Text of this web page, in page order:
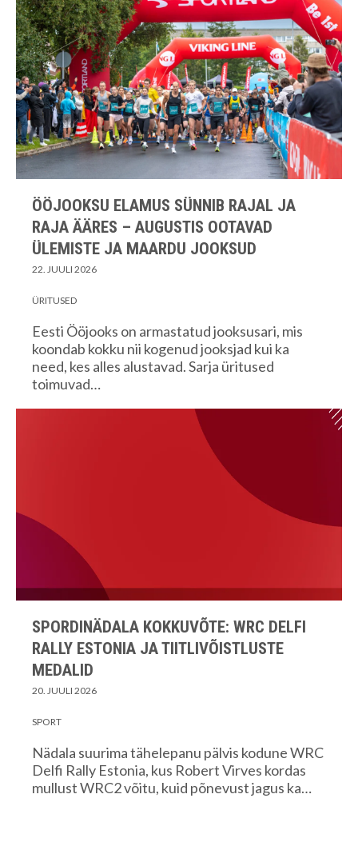
ÖÖJOOKSU ELAMUS SÜNNIB RAJAL JA
RAJA ÄÄRES – AUGUSTIS OOTAVAD
ÜLEMISTE JA MAARDU JOOKSUD
22. JUULI 2026
ÜRITUSED
Eesti Ööjooks on armastatud jooksusari, mis
koondab kokku nii kogenud jooksjad kui ka
need, kes alles alustavad. Sarja üritused
toimuvad…
SPORDINÄDALA KOKKUVÕTE: WRC DELFI
RALLY ESTONIA JA TIITLIVÕISTLUSTE
MEDALID
20. JUULI 2026
SPORT
Nädala suurima tähelepanu pälvis kodune WRC
Delfi Rally Estonia, kus Robert Virves kordas
mullust WRC2 võitu, kuid põnevust jagus ka…